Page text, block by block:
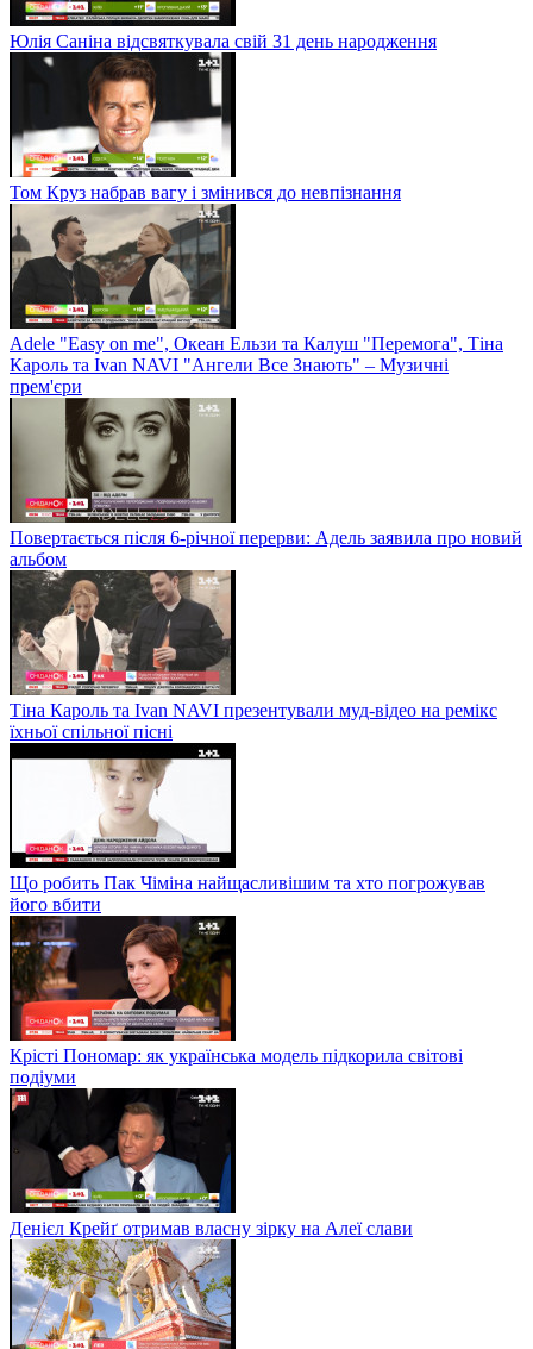
Юлія Саніна відсвяткувала свій 31 день народження
Том Круз набрав вагу і змінився до невпізнання
Adele "Easy on me", Океан Ельзи та Калуш "Перемога", Тіна
Кароль та Ivan NAVI "Ангели Все Знають" – Музичні
прем'єри
Повертається після 6-річної перерви: Адель заявила про новий
альбом
Тіна Кароль та Ivan NAVI презентували муд-відео на ремікс
їхньої спільної пісні
Що робить Пак Чіміна найщасливішим та хто погрожував
його вбити
Крісті Пономар: як українська модель підкорила світові
подіуми
Денієл Крейґ отримав власну зірку на Алеї слави